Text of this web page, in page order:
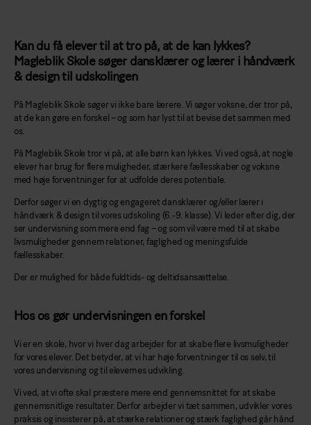
Kan du få elever til at tro på, at de kan lykkes?
Magleblik Skole søger dansklærer og lærer i håndværk
& design til udskolingen
På Magleblik Skole søger vi ikke bare lærere. Vi søger voksne, der tror på,
at de kan gøre en forskel – og som har lyst til at bevise det sammen med
os.
På Magleblik Skole tror vi på, at alle børn kan lykkes. Vi ved også, at nogle
elever har brug for flere muligheder, stærkere fællesskaber og voksne
med høje forventninger for at udfolde deres potentiale.
Derfor søger vi en dygtig og engageret dansklærer og/eller lærer i
håndværk & design til vores udskoling (6.-9. klasse). Vi leder efter dig, der
ser undervisning som mere end fag – og som vil være med til at skabe
livsmuligheder gennem relationer, faglighed og meningsfulde
fællesskaber.
Der er mulighed for både fuldtids- og deltidsansættelse.
Hos os gør undervisningen en forskel
Vi er en skole, hvor vi hver dag arbejder for at skabe flere livsmuligheder
for vores elever. Det betyder, at vi har høje forventninger til os selv, til
vores undervisning og til elevernes udvikling.
Vi ved, at vi ofte skal præstere mere end gennemsnittet for at skabe
gennemsnitlige resultater. Derfor arbejder vi tæt sammen, udvikler vores
praksis og insisterer på, at stærke relationer og stærk faglighed går hånd